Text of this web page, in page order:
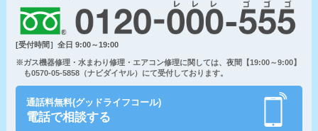
[受付時間］全日 9:00～19:00
※ガス機器修理・水まわり修理・エアコン修理に関しては、夜間【19:00～9:00】
も0570-05-5858（ナビダイヤル）にて受付しております。
通話料無料(グッドライフコール)
電話で相談する